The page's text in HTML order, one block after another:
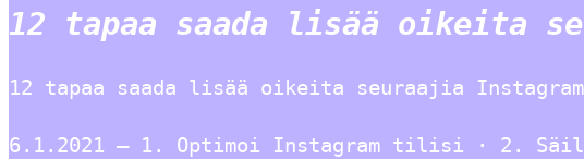
12 tapaa saada lisää oikeita
12 tapaa saada lisää oikeita seuraajia
6.1.2021 — 1. Optimoi Instagram tilisi · 2.